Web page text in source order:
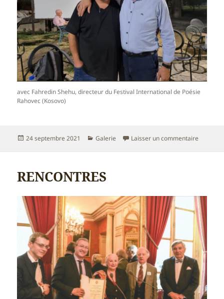
avec Fahredin Shehu, directeur du Festival International de Poésie
Rahovec (Kosovo)
Publié
24 septembre 2021 Catégories
Galerie Laisser un commentairesur
RENCONTRES